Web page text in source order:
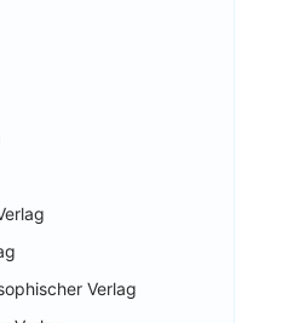
Verlag